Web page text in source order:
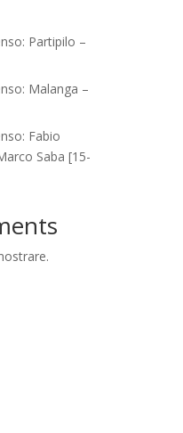
Partipilo –
Malanga –
Fabio
Saba [15-